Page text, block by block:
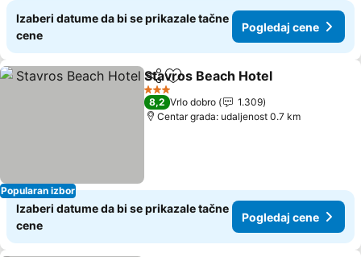
Izaberi datume da bi se prikazale tačne
cene
Pogledaj cene
Popularan izbor
Deli Dodati u favorite
Stavros Beach Hotel
3 Zvezdice
8,2 Vrlo dobro
1.309
Centar grada: udaljenost 0.7 km
Izaberi datume da bi se prikazale tačne
cene
Pogledaj cene